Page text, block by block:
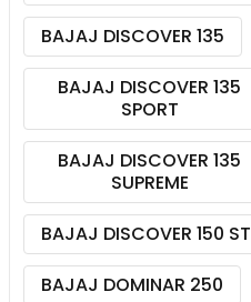
BAJAJ DISCOVER 135
BAJAJ DISCOVER 135
SPORT
BAJAJ DISCOVER 135
SUPREME
BAJAJ DISCOVER 150 ST
BAJAJ DOMINAR 250